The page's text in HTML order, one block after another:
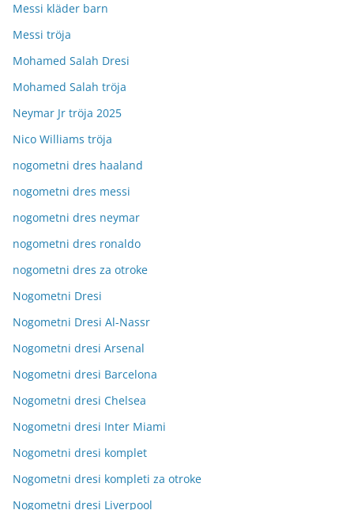
Messi kläder barn
Messi tröja
Mohamed Salah Dresi
Mohamed Salah tröja
Neymar Jr tröja 2025
Nico Williams tröja
nogometni dres haaland
nogometni dres messi
nogometni dres neymar
nogometni dres ronaldo
nogometni dres za otroke
Nogometni Dresi
Nogometni Dresi Al-Nassr
Nogometni dresi Arsenal
Nogometni dresi Barcelona
Nogometni dresi Chelsea
Nogometni dresi Inter Miami
Nogometni dresi komplet
Nogometni dresi kompleti za otroke
Nogometni dresi Liverpool